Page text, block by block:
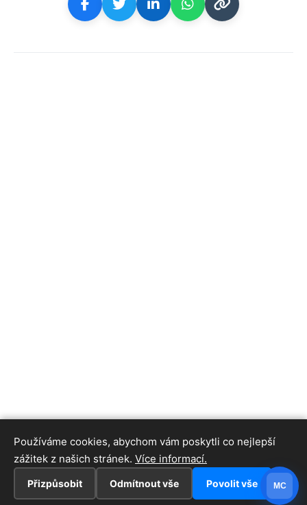
Používáme cookies, abychom vám poskytli co nejlepší
zážitek z našich stránek. Více informací.
Přizpůsobit Odmítnout vše Povolit vše MC